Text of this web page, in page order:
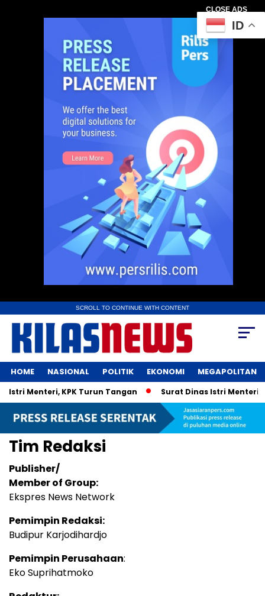
CLOSE ADS
SCROLL TO CONTINUE WITH CONTENT
HOME NASIONAL POLITIK EKONOMI MEGAPOLITAN
Menteri, KPK Turun Tangan Surat Dinas Istri Menteri
Tim Redaksi
Publisher/
Member of Group:
Ekspres News Network
Pemimpin Redaksi:
Budipur Karjodihardjo
Pemimpin Perusahaan:
Eko Suprihatmoko
ID